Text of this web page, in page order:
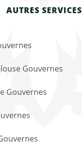
AUTRES SERVICES
Gouvernes
Gouvernes